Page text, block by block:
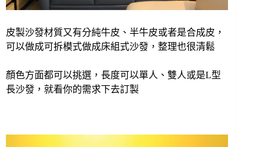
皮製沙發材質又有分純牛皮、半牛皮或者是合成皮，
可以做成可拆模式做成床組式沙發，整理也很清鬆
顏色方面都可以挑選，長度可以單人、雙人或是L型
長沙發，就看你的需求下去訂製